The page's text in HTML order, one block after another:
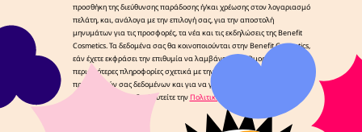
προσθήκη της διεύθυνσης παράδοσης ή/και χρέωσης στον λογαριασμό
πελάτη, και, ανάλογα με την επιλογή σας, για την αποστολή
μηνυμάτων για τις προσφορές, τα νέα και τις εκδηλώσεις της Benefit
Cosmetics. Τα δεδομένα σας θα κοινοποιούνται στην Benefit Cosmetics,
εάν έχετε εκφράσει την επιθυμία να λαμβάνετε νέα Ομορφιάς. Για
περισσότερες πληροφορίες σχετικά με την επεξεργασία των
προσωπικών σας δεδομένων και για να γνωρίζετε τα δικαιώματά σας,
παρακαλούμε συμβουλευτείτε τηνΠολιτική Απορρήτου μας